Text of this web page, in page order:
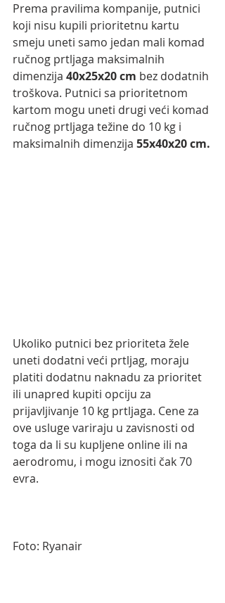
Prema pravilima kompanije, putnici
koji nisu kupili prioritetnu kartu
smeju uneti samo jedan mali komad
ručnog prtljaga maksimalnih
dimenzija 40x25x20 cm bez dodatnih
troškova. Putnici sa prioritetnom
kartom mogu uneti drugi veći komad
ručnog prtljaga težine do 10 kg i
maksimalnih dimenzija 55x40x20 cm​.
Ukoliko putnici bez prioriteta žele
uneti dodatni veći prtljag, moraju
platiti dodatnu naknadu za prioritet
ili unapred kupiti opciju za
prijavljivanje 10 kg prtljaga. Cene za
ove usluge variraju u zavisnosti od
toga da li su kupljene online ili na
aerodromu, i mogu iznositi čak 70
evra.
Foto: Ryanair